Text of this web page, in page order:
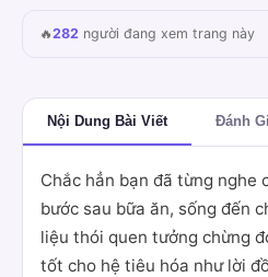
🔥282 người đang xem trang này
Nội Dung Bài Viết Đánh
Chắc hẳn bạn đã từng nghe
bước sau bữa ăn, sống đến
liệu thói quen tưởng chừng
tốt cho hệ tiêu hóa như lời